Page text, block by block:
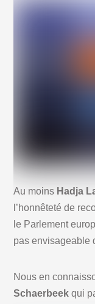
Au moins Hadja
l’honnêteté de
le Parlement
pas envisageable
Nous en
Schaerbeek qui